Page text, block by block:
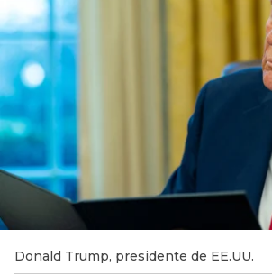
Donald Trump, presidente de EE.UU.